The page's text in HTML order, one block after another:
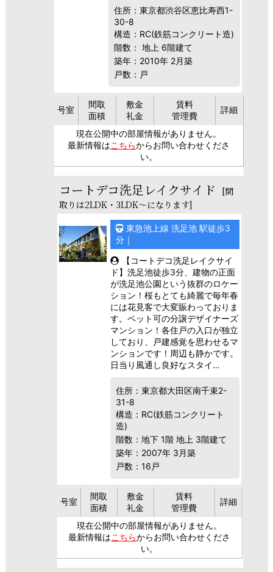
住所：東京都渋谷区恵比寿西1-
30-8
構造：RC(鉄筋コンクリート造)
階数： 地上 6階建て
築年：2010年 2月築
戸数：戸
号室
間取
面積
敷金
礼金
賃料
管理費
詳細
現在公開中の部屋情報がありません。
最新情報はこちらからお問い合わせくださ
い。
コートデコ洗足レイクサイド
[間
取りは2LDK・3LDK～になります]
東急池上線 洗足池 駅徒歩3
分｜
【コートデコ洗足レイクサイ
ド】洗足池徒歩3分、建物の正面
が洗足池公園という抜群のロケー
ション！桜もとても綺麗で毎年春
には花見客で大変賑わっておりま
す。ペット可の分譲デザイナーズ
マンション！各住戸の入口が独立
しており、戸建感覚を思わせるマ
ンションです！周辺も静かです。
日当り風通し良好なスタイ…
住所：東京都大田区南千束2-
31-8
構造：RC(鉄筋コンクリート
造)
階数：地下 1階 地上 3階建て
築年：2007年 3月築
戸数：16戸
号室
間取
面積
敷金
礼金
賃料
管理費
詳細
現在公開中の部屋情報がありません。
最新情報はこちらからお問い合わせくださ
い。